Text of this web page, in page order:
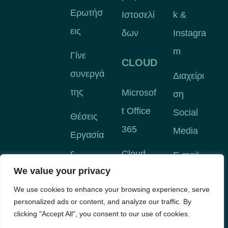
We value your privacy
We use cookies to enhance your browsing experience, serve
personalized ads or content, and analyze our traffic. By
clicking "Accept All", you consent to our use of cookies.
Ερωτήσ
εις
Γίνε
συνεργά
της
Θέσεις
Εργασία
ς
Ιστοσελί
δων
CLOUD
Microsof
t Office
365
Cloud
k &
Instagra
m
Διαχείρι
ση
Social
Media
E-mail
g